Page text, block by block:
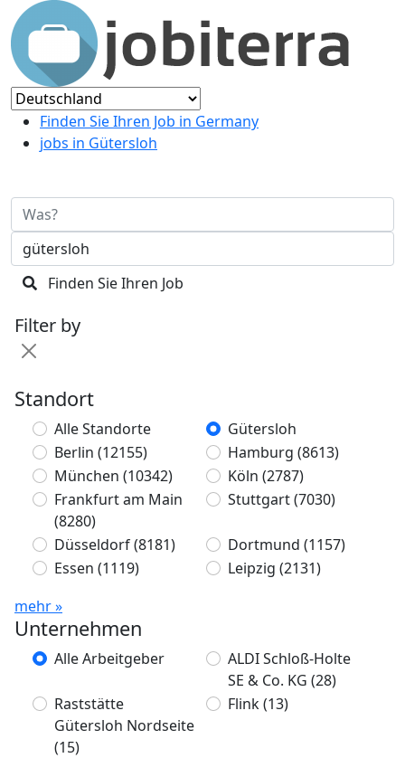
Finden Sie Ihren Job in Germany
jobs in Gütersloh
Finden Sie Ihren Job
Filter by
Standort
Alle Standorte
Gütersloh
Berlin (12155) Hamburg (8613)
München (10342) Köln (2787)
Frankfurt am Main
(8280)
Stuttgart(7030)
Düsseldorf(8181) Dortmund (1157)
Essen (1119) Leipzig (2131)
mehr »
Unternehmen
Alle Arbeitgeber
ALDI Schloß-Holte
SE & Co. KG (28)
Raststätte
Gütersloh Nordseite
(15)
Flink(13)